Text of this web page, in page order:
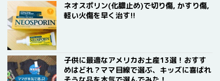
ネオスポリン(化膿止め)で切り傷, かすり傷,
軽い火傷を早く治す!!
子供に最適なアメリカお土産13選！おすす
めはどれ？ママ目線で選ぶ、キッズに喜ばれ